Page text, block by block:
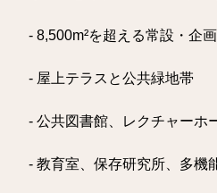
- 8,500m²を超える常設・企
- 屋上テラスと公共緑地帯
- 公共図書館、レクチャーホ
- 教育室、保存研究所、多機